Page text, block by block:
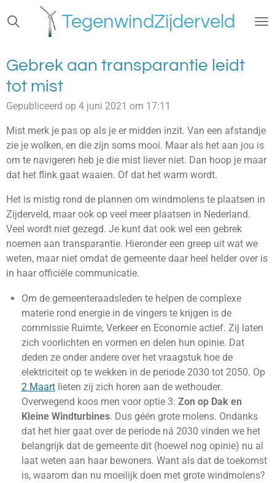
Ga
direct
de
hoofdinhoud
TegenwindZijderveld
Gebrek aan transparantie leidt
tot mist
Gepubliceerd op 4 juni 2021 om 17:11
Mist merk je pas op als je er midden inzit. Van een afstandje
zie je wolken, en die zijn soms mooi. Maar als het aan jou is
om te navigeren heb je die mist liever niet. Dan hoop je maar
dat het flink gaat waaien. Of dat het warm wordt.
Het is mistig rond de plannen om windmolens te plaatsen in
Zijderveld, maar ook op veel meer plaatsen in Nederland.
Veel wordt niet gezegd. Je kunt dat ook wel een gebrek
noemen aan transparantie. Hieronder een greep uit wat we
weten, maar niet omdat de gemeente daar heel helder over is
in haar officiële communicatie.
Om de gemeenteraadsleden te helpen de complexe
materie rond energie in de vingers te krijgen is de
commissie Ruimte, Verkeer en Economie actief. Zij laten
zich voorlichten en vormen en delen hun opinie. Dat
deden ze onder andere over het vraagstuk hoe de
elektriciteit op te wekken in de periode 2030 tot 2050. Op
2 Maartlieten zij zich horen aan de wethouder.
Overwegend koos men voor optie 3: Zon op Dak en
Kleine Windturbines. Dus géén grote molens. Ondanks
dat het hier gaat over de periode ná 2030 vinden we het
belangrijk dat de gemeente dit (hoewel nog opinie) nu al
laat weten aan haar bewoners. Want als dat de toekomst
is, waarom dan nu moeilijk doen met grote windmolens?